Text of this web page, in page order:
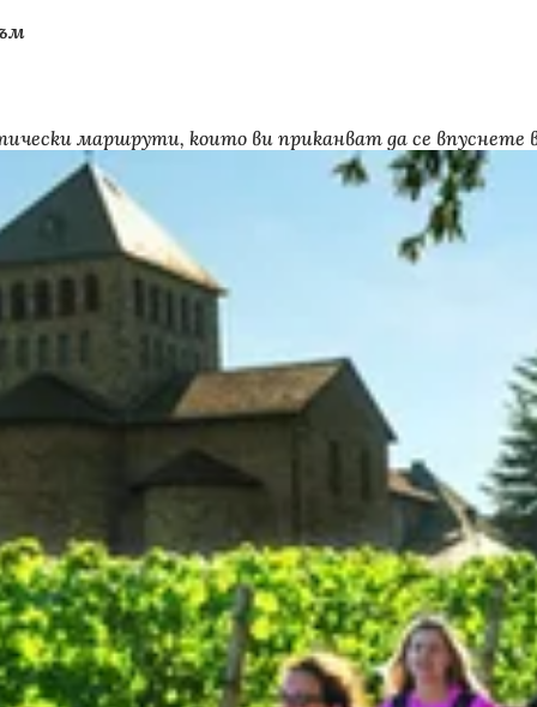
маршрути, които ви приканват да се впуснете